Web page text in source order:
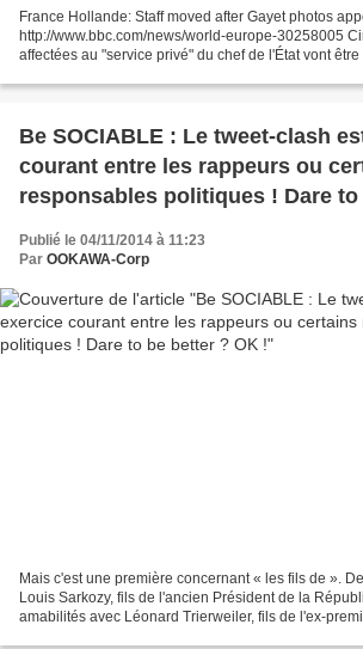
France Hollande: Staff moved after Gayet photos
http://www.bbc.com/news/world-europe-30258005
affectées au "service privé" du chef de l'État vont
Be SOCIABLE : Le tweet-clash
courant entre les rappeurs ou
responsables politiques ! Dare to
Publié le 04/11/2014 à 11:23
Par OOKAWA-Corp
Mais c'est une première concernant « les fils de ».
Louis Sarkozy, fils de l'ancien Président de la
amabilités avec Léonard Trierweiler, fils de l'ex-